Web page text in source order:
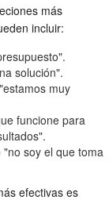
más
incluir:
solución".
muy
funcione para
soy el que toma
efectivas es